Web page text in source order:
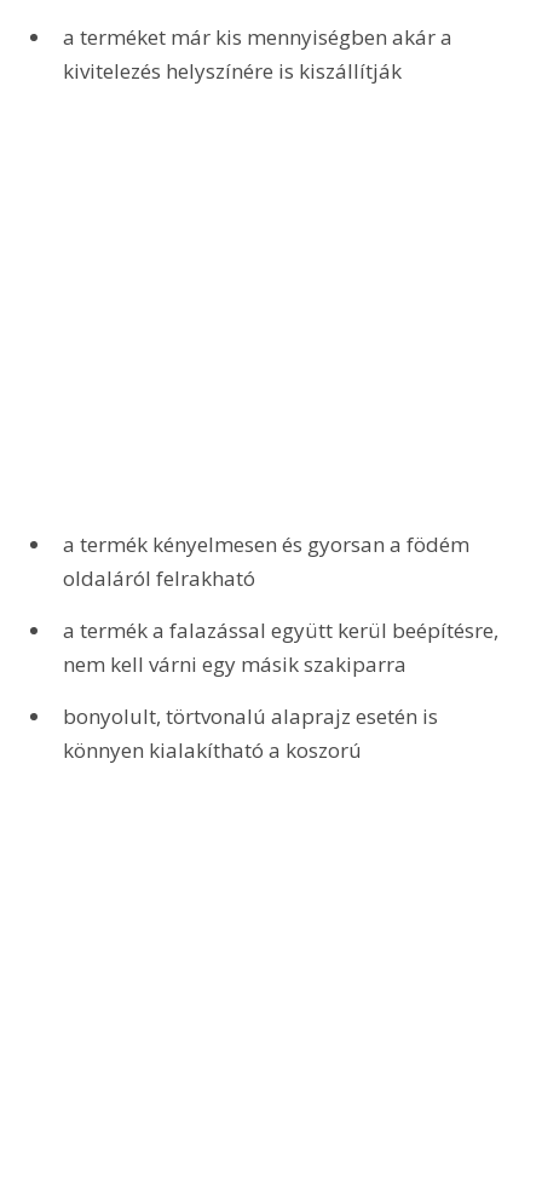
a terméket már kis mennyiségben akár a
kivitelezés helyszínére is kiszállítják
a termék kényelmesen és gyorsan a födém
oldaláról felrakható
a termék a falazással együtt kerül beépítésre,
nem kell várni egy másik szakiparra
bonyolult, törtvonalú alaprajz esetén is
könnyen kialakítható a koszorú